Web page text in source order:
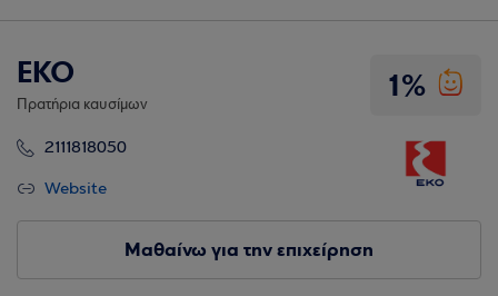
1%
EKO
Πρατήρια καυσίμων
2111818050
Website
Μαθαίνω για την επιχείρηση